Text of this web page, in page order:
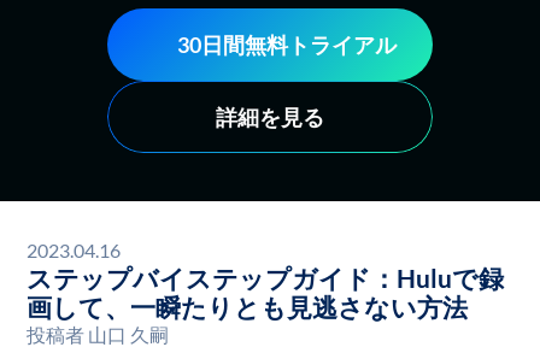
30日間無料トライアル
詳細を見る
2023.04.16
ステップバイステップガイド：Huluで録
画して、一瞬たりとも見逃さない方法
投稿者 山口 久嗣